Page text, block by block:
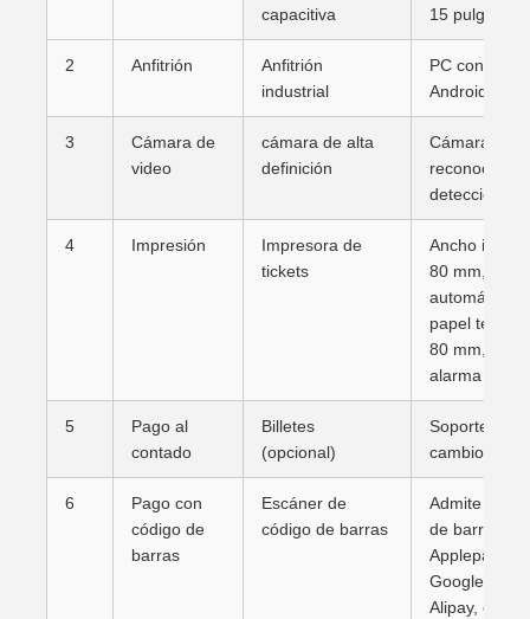
capacitiva
15 pulgadas.
2 Anfitrión
Anfitrión
industrial
PC con
Android
3
Cámara de
video
cámara de alta
definición
Cámara
detección en
4 Impresión
Impresora de
tickets
Ancho
80 mm, con
automático;
papel
80 mm,
alarma sin
5
Pago al
contado
Billetes
(opcional)
Soporte de
cambio de
6
Pago con
código de
barras
Escáner de
código de barras
Admite
de barras
Applepay,
Googlepay,
Alipay, etc.